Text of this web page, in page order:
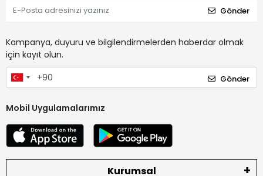
Gönder
Kampanya, duyuru ve bilgilendirmelerden haberdar olmak
için kayıt olun.
Gönder
Mobil Uygulamalarımız
Kurumsal